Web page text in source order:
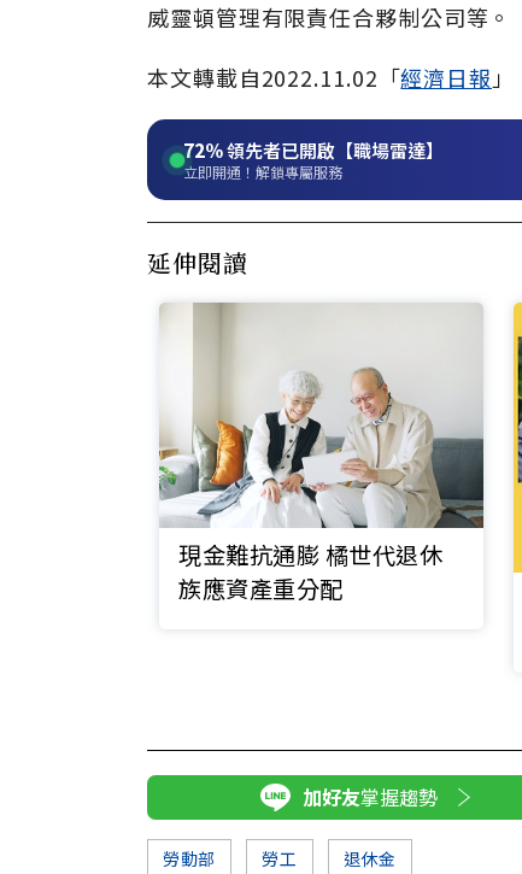
威靈頓管理有限責任合夥制公司等。
本文轉載自2022.11.02 「經濟日報」
72%領先者已開啟【職場雷達】
立即開通！解鎖專屬服務
延伸閱讀
現金難抗通膨 橘世代退休
族應資產重分配
加好友掌握趨勢
勞動部 勞工 退休金